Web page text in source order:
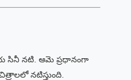
సినీ నటి. ఆమె ప్రధానంగా
నటిస్తుంది.